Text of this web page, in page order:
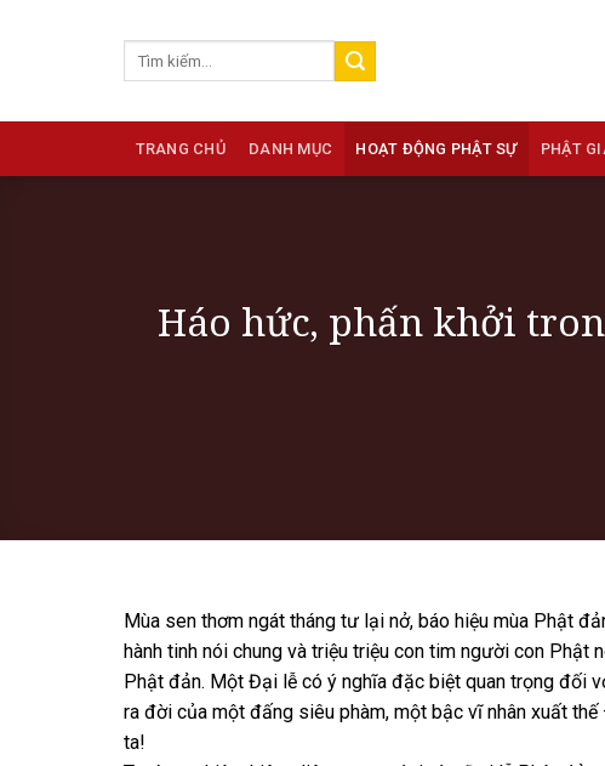
TRANG CHỦ DANH MỤC HOẠT ĐỘNG PHẬT SỰ PHẬT
Háo hức, phấn khởi
Mùa sen thơm ngát tháng tư lại nở, báo hiệu mùa Phật
hành tinh nói chung và triệu triệu con tim người con Phật
Phật đản. Một Đại lễ có ý nghĩa đặc biệt quan trọng đối
ra đời của một đấng siêu phàm, một bậc vĩ nhân xuất
ta!